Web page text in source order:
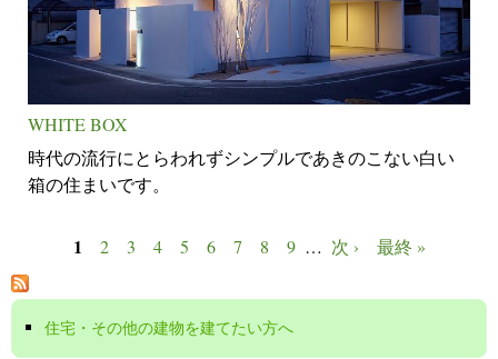
WHITE BOX
時代の流行にとらわれずシンプルであきのこない白い
箱の住まいです。
ページ
1 2 3 4 5 6 7 8 9 … 次 › 最終 »
住宅・その他の建物を建てたい方へ